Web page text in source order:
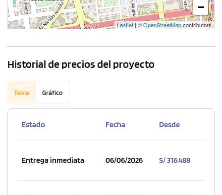
−
Leaflet| ©OpenStreetMapcontributors
Historial de precios del proyecto
Tabla Gráfico
Estado Fecha Desde
Entrega inmediata 06/06/2026 S/ 316,488